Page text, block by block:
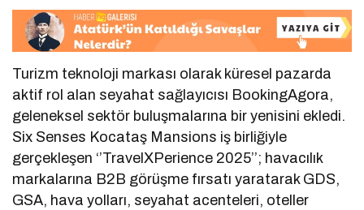
Turizm teknoloji markası olarak küresel pazarda
aktif rol alan seyahat sağlayıcısı BookingAgora,
geleneksel sektör buluşmalarına bir yenisini ekledi.
Six Senses Kocataş Mansions iş birliğiyle
gerçekleşen ‘’TravelXPerience 2025’’; havacılık
markalarına B2B görüşme fırsatı yaratarak GDS,
GSA, hava yolları, seyahat acenteleri, oteller